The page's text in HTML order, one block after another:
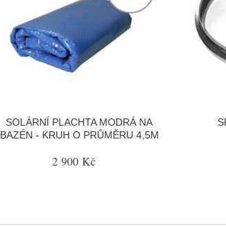
SOLÁRNÍ PLACHTA MODRÁ NA
BAZÉN - KRUH O PRŮMĚRU 4,5M
2 900 Kč